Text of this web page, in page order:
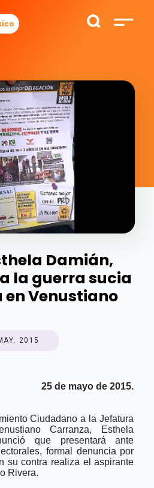
Damián,
la guerra sucia
en Venustiano
2015
25 de mayo de 2015.
Ciudadano a la Jefatura
Carranza, Esthela
que presentará ante
formal denuncia por
su contra realiza el aspirante
Rivera.